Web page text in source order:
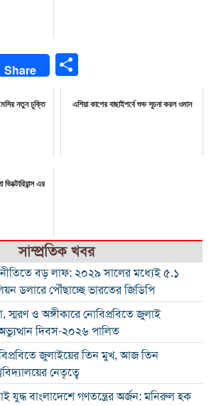
Share
মেসির নতুন চুক্তি এশিয়া কাপের বাছাইপর্বে শুভ সূচনা করল ওমান
ভিক্টোরিয়ান্স এর
সাম্প্রতিক খবর
বড় লাফ: ২০২৯ সালের মধ্যেই ৫.১
ডলারে পৌঁছাচ্ছে ভারতের জিডিপি
স্মরণ ও অঙ্গীকারে নোবিপ্রবিতে জুলাই
দিবস-২০২৬ পালিত
জুলাইয়ের তিন মুখ, আজ তিন
নেতৃত্বে
যুদ্ধ বাংলাদেশে গণতন্ত্রের অর্জন: মনিরুল হক